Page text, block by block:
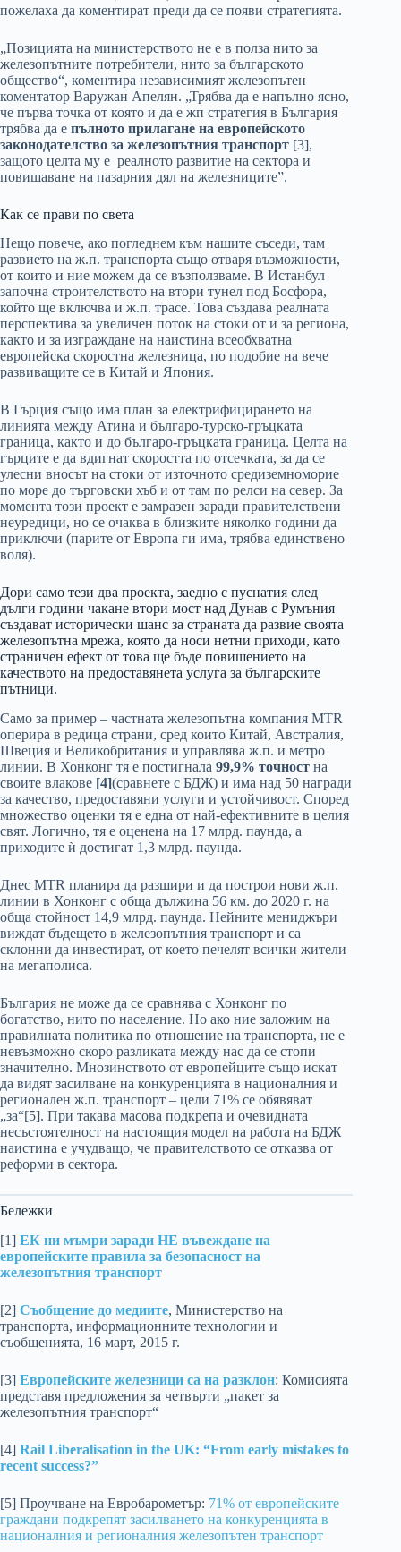
пожелаха да коментират преди да се появи стратегията.
„Позицията на министерството не е в полза нито за
железопътните потребители, нито за българското
общество“, коментира независимият железопътен
коментатор Варужан Апелян. „Трябва да е напълно ясно,
че първа точка от която и да е жп стратегия в България
трябва да е пълното прилагане на европейското
законодателство за железопътния транспорт [3],
защото целта му е реалното развитие на сектора и
повишаване на пазарния дял на железниците”.
Как се прави по света
Нещо повече, ако погледнем към нашите съседи, там
развието на ж.п. транспорта също отваря възможности,
от които и ние можем да се възползваме. В Истанбул
започна строителството на втори тунел под Босфора,
който ще включва и ж.п. трасе. Това създава реалната
перспектива за увеличен поток на стоки от и за региона,
както и за изграждане на наистина всеобхватна
европейска скоростна железница, по подобие на вече
развиващите се в Китай и Япония.
В Гърция също има план за електрифицирането на
линията между Атина и българо-турско-гръцката
граница, както и до българо-гръцката граница. Целта на
гърците е да вдигнат скоростта по отсечката, за да се
улесни вносът на стоки от източното средиземноморие
по море до търговски хъб и от там по релси на север. За
момента този проект е замразен заради правителствени
неуредици, но се очаква в близките няколко години да
приключи (парите от Европа ги има, трябва единствено
воля).
Дори само тези два проекта, заедно с пуснатия след
дълги години чакане втори мост над Дунав с Румъния
създават исторически шанс за страната да развие своята
железопътна мрежа, която да носи нетни приходи, като
страничен ефект от това ще бъде повишението на
качеството на предоставянета услуга за българските
пътници.
Само за пример – частната железопътна компания MTR
оперира в редица страни, сред които Китай, Австралия,
Швеция и Великобритания и управлява ж.п. и метро
линии. В Хонконг тя е постигнала 99,9% точност на
своите влакове [4](сравнете с БДЖ) и има над 50 награди
за качество, предоставяни услуги и устойчивост. Според
множество оценки тя е една от най-ефективните в целия
свят. Логично, тя е оценена на 17 млрд. паунда, а
приходите ѝ достигат 1,3 млрд. паунда.
Днес MTR планира да разшири и да построи нови ж.п.
линии в Хонконг с обща дължина 56 км. до 2020 г. на
обща стойност 14,9 млрд. паунда. Нейните мениджъри
виждат бъдещето в железопътния транспорт и са
склонни да инвестират, от което печелят всички жители
на мегаполиса.
България не може да се сравнява с Хонконг по
богатство, нито по население. Но ако ние заложим на
правилната политика по отношение на транспорта, не е
невъзможно скоро разликата между нас да се стопи
значително. Мнозинството от eвропейците също искат
да видят засилване на конкуренцията в националния и
регионален ж.п. транспорт – цели 71% се обявяват
„за“[5]. При такава масова подкрепа и очевидната
несъстоятелност на настоящия модел на работа на БДЖ
наистина е учудващо, че правителството се отказва от
реформи в сектора.
Бележки
[1] EК ни мъмри заради НЕ въвеждане на
европейските правила за безопасност на
железопътния транспорт
[2] Съобщение до медиите, Министерство на
транспорта, информационните технологии и
съобщенията, 16 март, 2015 г.
[3] Европейските железници са на разклон: Комисията
представя предложения за четвърти „пакет за
железопътния транспорт“
[4] Rail Liberalisation in the UK: “From early mistakes to
recent success?”
[5] Проучване на Евробарометър: 71% от европейските
граждани подкрепят засилването на конкуренцията в
националния и регионалния железопътен транспорт